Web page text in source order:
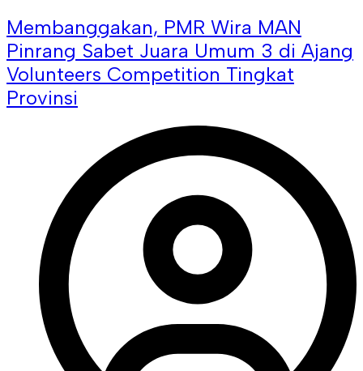
Membanggakan, PMR Wira MAN
Pinrang Sabet Juara Umum 3 di Ajang
Volunteers Competition Tingkat
Provinsi